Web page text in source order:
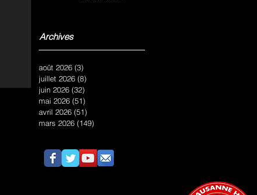
Archives
août 2026 (3)
juillet 2026 (8)
juin 2026 (32)
mai 2026 (51)
avril 2026 (51)
mars 2026 (149)